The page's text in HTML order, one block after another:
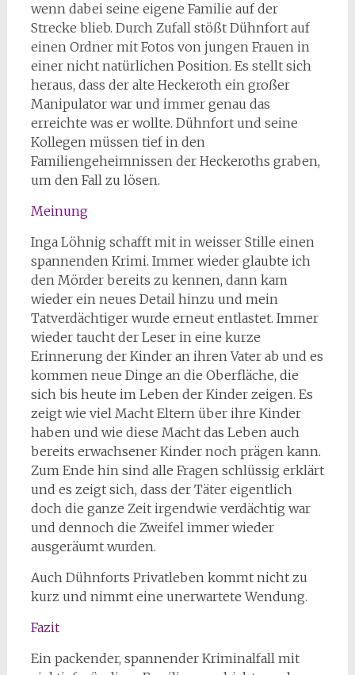
wenn dabei seine eigene Familie auf der
Strecke blieb. Durch Zufall stößt Dühnfort auf
einen Ordner mit Fotos von jungen Frauen in
einer nicht natürlichen Position. Es stellt sich
heraus, dass der alte Heckeroth ein großer
Manipulator war und immer genau das
erreichte was er wollte. Dühnfort und seine
Kollegen müssen tief in den
Familiengeheimnissen der Heckeroths graben,
um den Fall zu lösen.
Meinung
Inga Löhnig schafft mit in weisser Stille einen
spannenden Krimi. Immer wieder glaubte ich
den Mörder bereits zu kennen, dann kam
wieder ein neues Detail hinzu und mein
Tatverdächtiger wurde erneut entlastet. Immer
wieder taucht der Leser in eine kurze
Erinnerung der Kinder an ihren Vater ab und es
kommen neue Dinge an die Oberfläche, die
sich bis heute im Leben der Kinder zeigen. Es
zeigt wie viel Macht Eltern über ihre Kinder
haben und wie diese Macht das Leben auch
bereits erwachsener Kinder noch prägen kann.
Zum Ende hin sind alle Fragen schlüssig erklärt
und es zeigt sich, dass der Täter eigentlich
doch die ganze Zeit irgendwie verdächtig war
und dennoch die Zweifel immer wieder
ausgeräumt wurden.
Auch Dühnforts Privatleben kommt nicht zu
kurz und nimmt eine unerwartete Wendung.
Fazit
Ein packender, spannender Kriminalfall mit